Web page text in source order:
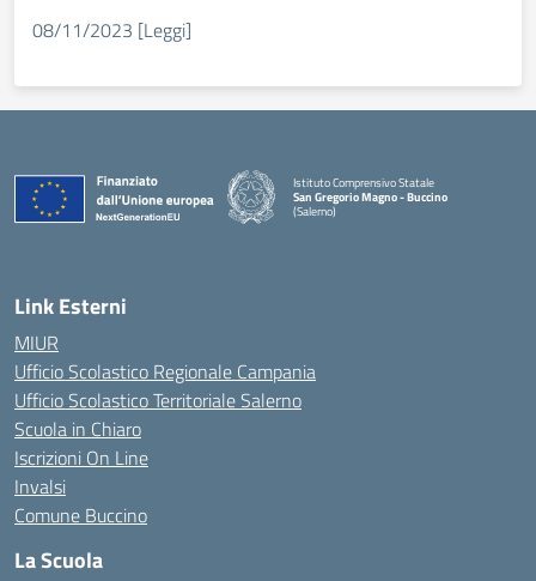
08/11/2023 [Leggi]
Istituto Comprensivo Statale
San Gregorio Magno - Buccino
(Salerno)
Link Esterni
MIUR
Ufficio Scolastico Regionale Campania
Ufficio Scolastico Territoriale Salerno
Scuola in Chiaro
Iscrizioni On Line
Invalsi
Comune Buccino
La Scuola